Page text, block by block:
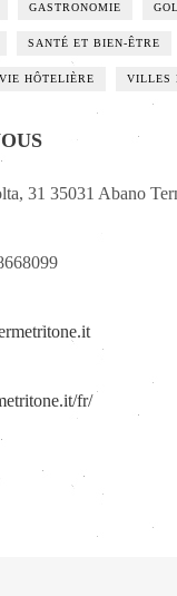
GASTRONOMIE
SANTÉ ET BIEN-ÊTRE
VIE HÔTELIÈRE VILLES
31 35031 Abano
fr/